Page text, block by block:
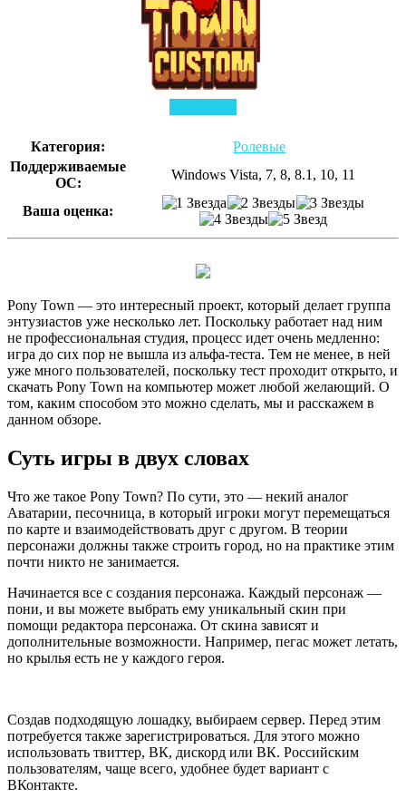
Категория:
Ролевые
Поддерживаемые
ОС:
Windows Vista, 7, 8, 8.1, 10, 11
Ваша оценка:
Pony Town — это интересный проект, который делает группа
энтузиастов уже несколько лет. Поскольку работает над ним
не профессиональная студия, процесс идет очень медленно:
игра до сих пор не вышла из альфа-теста. Тем не менее, в ней
уже много пользователей, поскольку тест проходит открыто, и
скачать Pony Town на компьютер может любой желающий. О
том, каким способом это можно сделать, мы и расскажем в
данном обзоре.
Суть игры в двух словах
Что же такое Pony Town? По сути, это — некий аналог
Аватарии, песочница, в который игроки могут перемещаться
по карте и взаимодействовать друг с другом. В теории
персонажи должны также строить город, но на практике этим
почти никто не занимается.
Начинается все с создания персонажа. Каждый персонаж —
пони, и вы можете выбрать ему уникальный скин при
помощи редактора персонажа. От скина зависят и
дополнительные возможности. Например, пегас может летать,
но крылья есть не у каждого героя.
Создав подходящую лошадку, выбираем сервер. Перед этим
потребуется также зарегистрироваться. Для этого можно
использовать твиттер, ВК, дискорд или ВК. Российским
пользователям, чаще всего, удобнее будет вариант с
ВКонтакте.